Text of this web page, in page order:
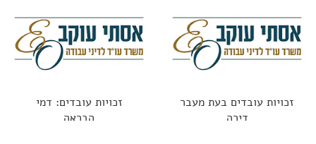
זכויות עובדים בעת מעבר
דירה
זכויות עובדים: דמי
הבראה